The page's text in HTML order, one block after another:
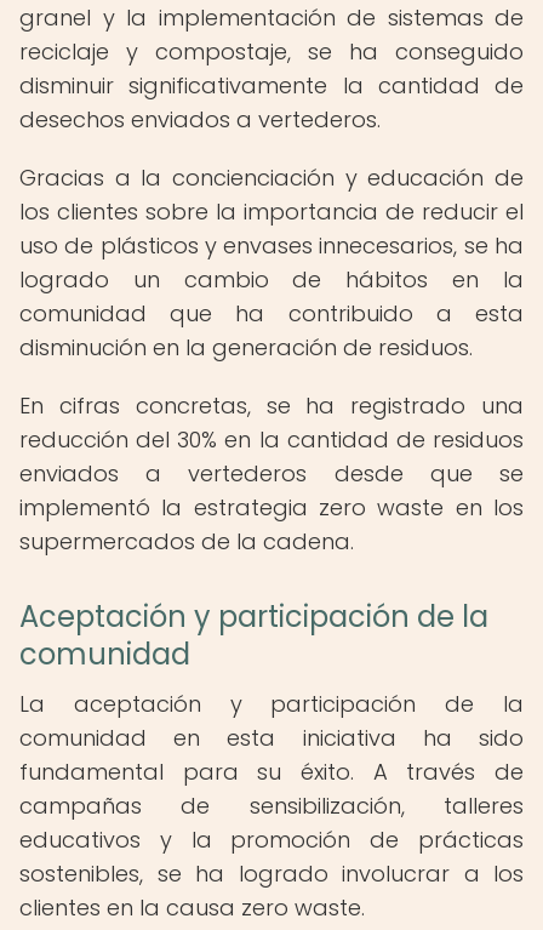
granel y la implementación de sistemas de
reciclaje y compostaje, se ha conseguido
disminuir significativamente la cantidad de
desechos enviados a vertederos.
Gracias a la concienciación y educación de
los clientes sobre la importancia de reducir el
uso de plásticos y envases innecesarios, se ha
logrado un cambio de hábitos en la
comunidad que ha contribuido a esta
disminución en la generación de residuos.
En cifras concretas, se ha registrado una
reducción del 30% en la cantidad de residuos
enviados a vertederos desde que se
implementó la estrategia zero waste en los
supermercados de la cadena.
Aceptación y participación de la
comunidad
La aceptación y participación de la
comunidad en esta iniciativa ha sido
fundamental para su éxito. A través de
campañas de sensibilización, talleres
educativos y la promoción de prácticas
sostenibles, se ha logrado involucrar a los
clientes en la causa zero waste.